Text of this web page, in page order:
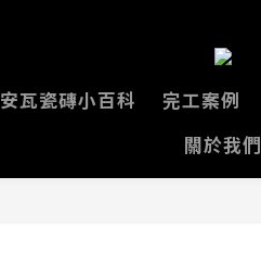
安瓦瓷磚小百科 完工案例
關於我們